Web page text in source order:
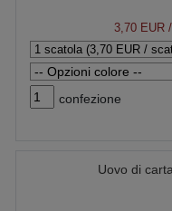
3,70 EUR
confezione
Uovo di